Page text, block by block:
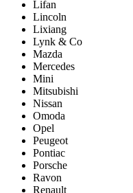
Lifan
Lincoln
Lixiang
Lynk & Co
Mazda
Mercedes
Mini
Mitsubishi
Nissan
Omoda
Opel
Peugeot
Pontiac
Porsсhe
Ravon
Renault